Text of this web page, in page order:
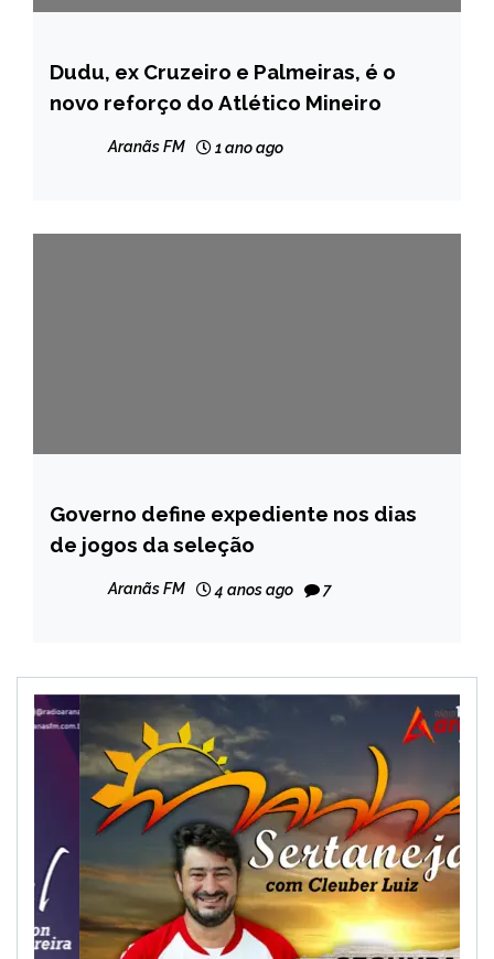
ESPORTES
NOTÍCIAS
Dudu, ex Cruzeiro e Palmeiras, é o
novo reforço do Atlético Mineiro
Aranãs FM 1 ano ago
ESPORTES
NOTÍCIAS
Governo define expediente nos dias
de jogos da seleção
Aranãs FM 4 anos ago 7